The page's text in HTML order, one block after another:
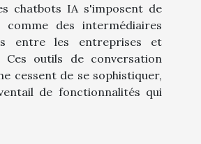
chatbots IA s'imposent de
des intermédiaires
entre les entreprises et
Ces outils de conversation
cessent de se sophistiquer,
de fonctionnalités qui